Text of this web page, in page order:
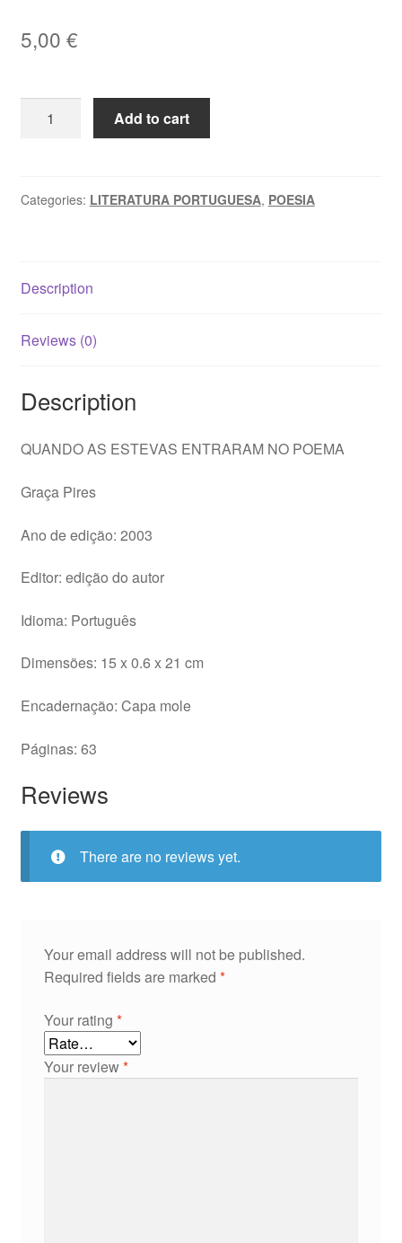
5,00 €
NO
Pires
Add to cart
Categories: LITERATURA PORTUGUESA, POESIA
Description
Reviews (0)
Description
QUANDO AS ESTEVAS ENTRARAM NO POEMA
Graça Pires
Ano de edição: 2003
Editor: edição do autor
Idioma: Português
Dimensões: 15 x 0.6 x 21 cm
Encadernação: Capa mole
Páginas: 63
Reviews
There are no reviews yet.
Your email address will not be published.
Required fields are marked *
Your rating *
Your review*